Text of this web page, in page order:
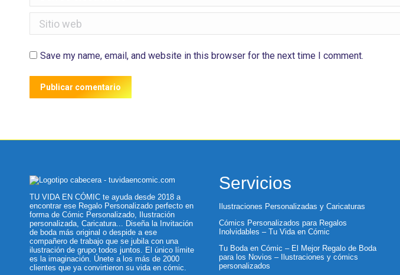
Sitio web
Save my name, email, and website in this browser for the next time I comment.
Publicar comentario
TU VIDA EN CÓMIC te ayuda desde 2018 a
encontrar ese Regalo Personalizado perfecto en
forma de Cómic Personalizado, Ilustración
personalizada, Caricatura... Diseña la Invitación
de boda más original o despide a ese
compañero de trabajo que se jubila con una
ilustración de grupo todos juntos. El único límite
es la imaginación. Únete a los más de 2000
clientes que ya convirtieron su vida en cómic.
Servicios
Ilustraciones Personalizadas y Caricaturas
Cómics Personalizados para Regalos
Inolvidables – Tu Vida en Cómic
Tu Boda en Cómic – El Mejor Regalo de Boda
para los Novios – Ilustraciones y cómics
personalizados